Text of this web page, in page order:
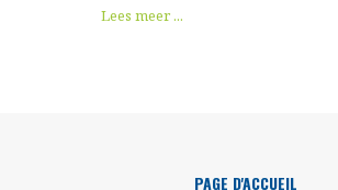
Lees meer ...
PAGE D'ACCUEIL